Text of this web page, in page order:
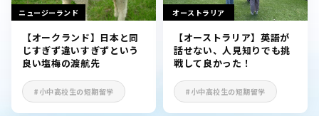
ニュージーランド
【オークランド】日本と同
じすぎず違いすぎずという
良い塩梅の渡航先
#小中高校生の短期留学
オーストラリア
【オーストラリア】英語が
話せない、人見知りでも挑
戦して良かった！
#小中高校生の短期留学